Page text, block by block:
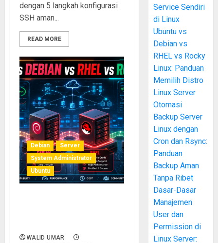
dengan 5 langkah konfigurasi
SSH aman...
READ MORE
Debian
Server
System Administrator
Ubuntu
WALID UMAR
Service Sendiri
di Linux
Ubuntu vs
Debian vs
RHEL vs Rocky
Linux: Panduan
Memilih Distro
Linux Server
Otomasi
Backup Server
Linux dengan
Cron dan Rsync:
Panduan
Backup Aman
Tanpa Ribet
Dasar-Dasar
Manajemen
User dan
Permission di
Linux Server: